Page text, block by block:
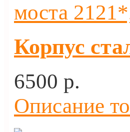
Корпус
6500 p.
Описание